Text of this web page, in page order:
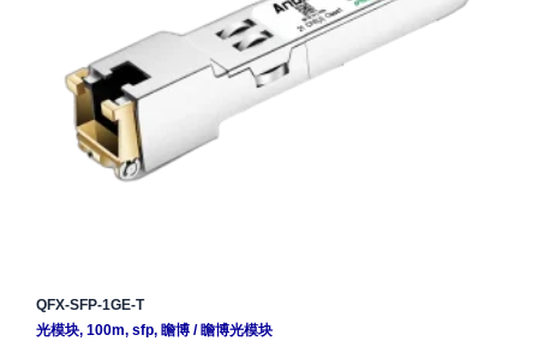
QFX-SFP-1GE-T
光模块, 100m, sfp, 瞻博/ 瞻博光模块